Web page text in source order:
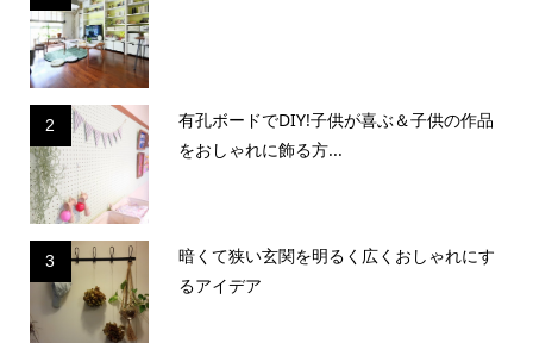
2
有孔ボードでDIY!子供が喜ぶ＆子供の作品
をおしゃれに飾る方...
3
暗くて狭い玄関を明るく広くおしゃれにす
るアイデア